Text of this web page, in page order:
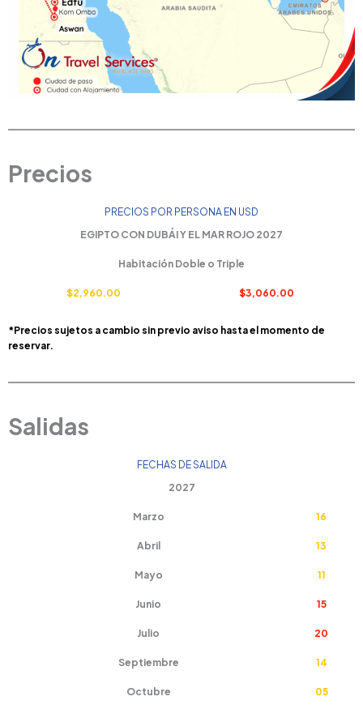
Precios
PRECIOS POR PERSONA EN USD
EGIPTO CON DUBÁI Y EL MAR ROJO 2027
Habitación Doble o Triple
$2,960.00 $3,060.00
*Precios sujetos a cambio sin previo aviso hasta el momento de
reservar.
Salidas
FECHAS DE SALIDA
2027
Marzo 16
Abril 13
Mayo 11
Junio 15
Julio 20
Septiembre 14
Octubre 05